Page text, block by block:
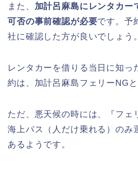
また、 加計呂麻島にレンタカー
可否の事前確認が必要です。予
社に確認した方が良いでしょう。
レンタカーを借りる当日に知っ
約は、加計呂麻島フェリーNGと
ただ、悪天候の時には、『フェ
海上バス（人だけ乗れる）のみ
あるようです。